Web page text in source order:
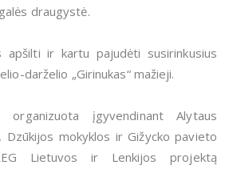
draugystė.
ir kartu pajudėti susirinkusius
darželio „Girinukas“ mažieji.
organizuota įgyvendinant Alytaus
Dzūkijos mokyklos ir Gižycko pavieto
Lietuvos ir Lenkijos projektą